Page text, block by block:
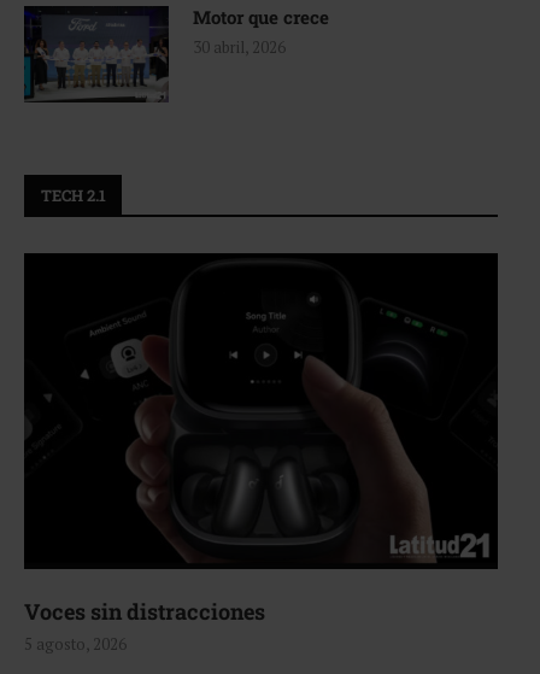
Motor que crece
30 abril, 2026
TECH 2.1
Voces sin distracciones
5 agosto, 2026